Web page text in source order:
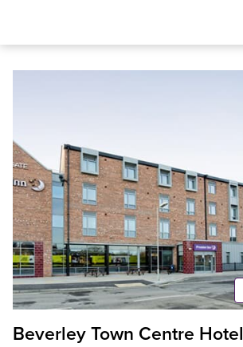
Beverley Town Centre Hotel